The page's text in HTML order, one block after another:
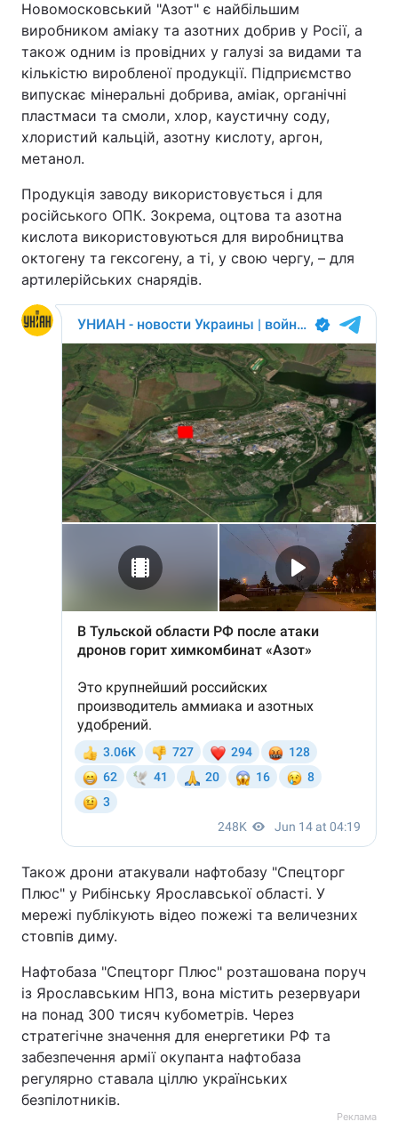
Новомосковський "Азот" є найбільшим
виробником аміаку та азотних добрив у Росії, а
також одним із провідних у галузі за видами та
кількістю виробленої продукції. Підприємство
випускає мінеральні добрива, аміак, органічні
пластмаси та смоли, хлор, каустичну соду,
хлористий кальцій, азотну кислоту, аргон,
метанол.
Продукція заводу використовується і для
російського ОПК. Зокрема, оцтова та азотна
кислота використовуються для виробництва
октогену та гексогену, а ті, у свою чергу, – для
артилерійських снарядів.
Також дрони атакували нафтобазу "Спецторг
Плюс" у Рибінську Ярославської області. У
мережі публікують відео пожежі та величезних
стовпів диму.
Нафтобаза "Спецторг Плюс" розташована поруч
із Ярославським НПЗ, вона містить резервуари
на понад 300 тисяч кубометрів. Через
стратегічне значення для енергетики РФ та
забезпечення армії окупанта нафтобаза
регулярно ставала ціллю українських
безпілотників.
Реклама